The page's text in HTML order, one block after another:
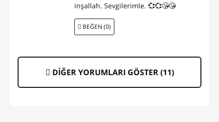
inşallah. Sevgilerimle. 💞💞😘😘
BEĞEN (0)
DİĞER YORUMLARI GÖSTER (11)